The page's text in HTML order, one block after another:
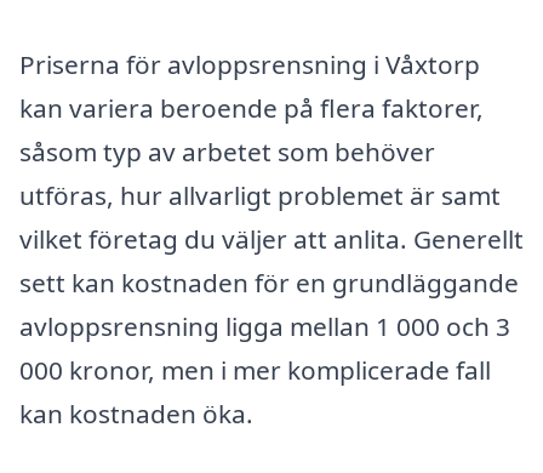
Priserna för avloppsrensning i Våxtorp
kan variera beroende på flera faktorer,
såsom typ av arbetet som behöver
utföras, hur allvarligt problemet är samt
vilket företag du väljer att anlita. Generellt
sett kan kostnaden för en grundläggande
avloppsrensning ligga mellan 1 000 och 3
000 kronor, men i mer komplicerade fall
kan kostnaden öka.